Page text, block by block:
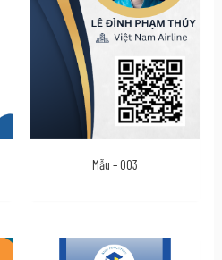
Mẫu – 003